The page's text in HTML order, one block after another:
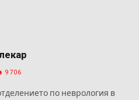
9 706
по неврология в